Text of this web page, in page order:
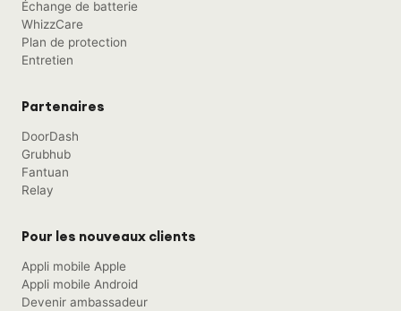
Échange de batterie
WhizzCare
Plan de protection
Entretien
Partenaires
DoorDash
Grubhub
Fantuan
Relay
Pour les nouveaux clients
Appli mobile Apple
Appli mobile Android
Devenir ambassadeur